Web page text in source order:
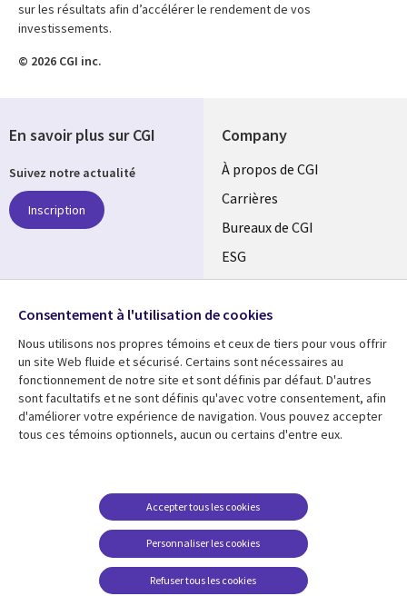
sur les résultats afin d’accélérer le rendement de vos
investissements.
© 2026 CGI inc.
Company
Useful
links
CANADA
FR
À propos de CGI
Carrières
Bureaux de CGI
ESG
Alliances
Ressources
Library
CANADA
Articles
Communiqués
Points de vue
Support
Legal
FR
Restrictions et
Confidentialité
Accessibilité
Centre de gestion des
témoins
En savoir plus sur CGI
Suivez notre actualité
Inscription
Media
CANADA
Consentement à l'utilisation de cookies
Nous utilisons nos propres témoins et ceux de tiers pour vous offrir
un site Web fluide et sécurisé. Certains sont nécessaires au
fonctionnement de notre site et sont définis par défaut. D'autres
sont facultatifs et ne sont définis qu'avec votre consentement, afin
d'améliorer votre expérience de navigation. Vous pouvez accepter
tous ces témoins optionnels, aucun ou certains d'entre eux.
Personnaliser les cookies
Accepter tous les cookies
Refuser tous les cookies